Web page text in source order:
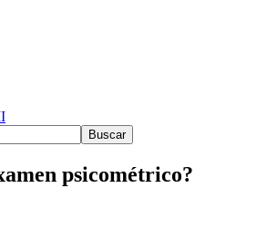
psicométrico?